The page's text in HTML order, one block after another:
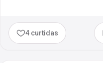
4 curtidas